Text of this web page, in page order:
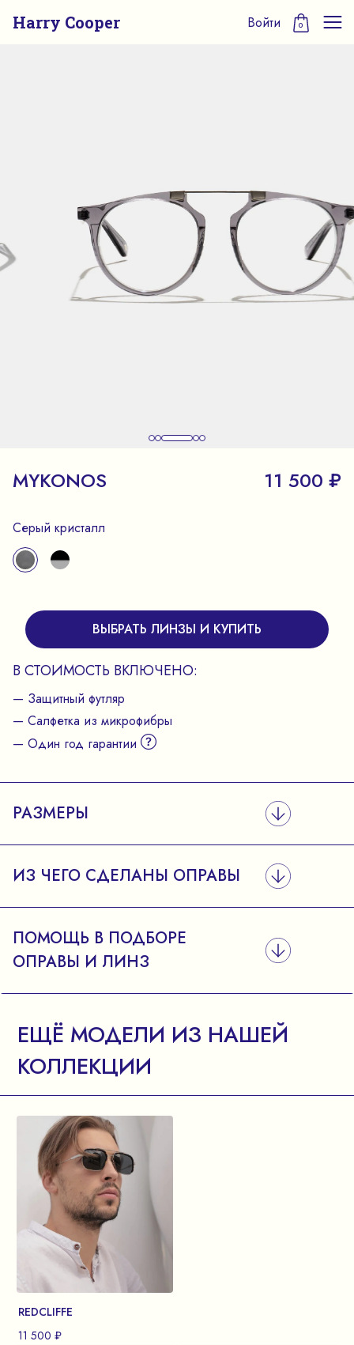
Harry Cooper Войти 0
MYKONOS 11 500 ₽
Серый кристалл
ВЫБРАТЬ ЛИНЗЫ И КУПИТЬ
В СТОИМОСТЬ ВКЛЮЧЕНО:
— Защитный футляр
— Салфетка из микрофибры
— Один год гарантии
РАЗМЕРЫ
ИЗ ЧЕГО СДЕЛАНЫ ОПРАВЫ
ПОМОЩЬ В ПОДБОРЕ
ОПРАВЫ И ЛИНЗ
ЕЩЁ МОДЕЛИ ИЗ НАШЕЙ
КОЛЛЕКЦИИ
REDCLIFFE
11 500 ₽